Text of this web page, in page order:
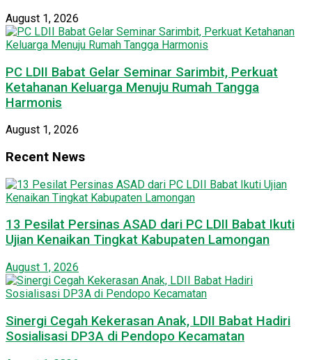
August 1, 2026
PC LDII Babat Gelar Seminar Sarimbit, Perkuat
Ketahanan Keluarga Menuju Rumah Tangga
Harmonis
August 1, 2026
Recent News
13 Pesilat Persinas ASAD dari PC LDII Babat Ikuti
Ujian Kenaikan Tingkat Kabupaten Lamongan
August 1, 2026
Sinergi Cegah Kekerasan Anak, LDII Babat Hadiri
Sosialisasi DP3A di Pendopo Kecamatan